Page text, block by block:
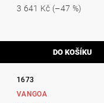
3 641 Kč (–47 %)
1673
VANGOA